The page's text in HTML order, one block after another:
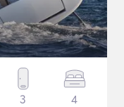
3 4